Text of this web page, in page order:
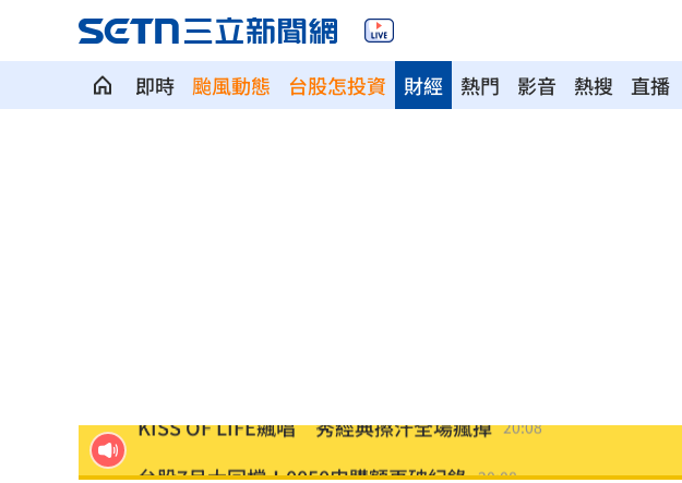
即時 颱風動態 台股怎投資 熱門 影音 熱搜 直播
財經